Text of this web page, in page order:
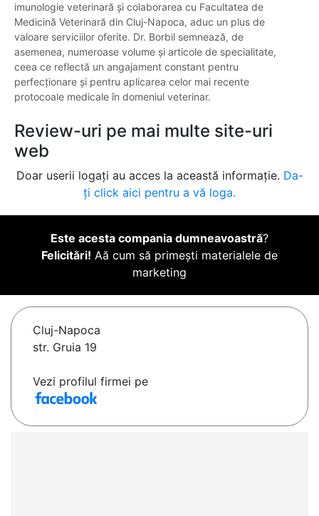
imunologie veterinară și colaborarea cu Facultatea de
Medicină Veterinară din Cluj-Napoca, aduc un plus de
valoare serviciilor oferite. Dr. Borbil semnează, de
asemenea, numeroase volume și articole de specialitate,
ceea ce reflectă un angajament constant pentru
perfecționare și pentru aplicarea celor mai recente
protocoale medicale în domeniul veterinar.
Review-uri pe mai multe site-uri
web
Doar userii logați au acces la această informație. Da-
ți click aici pentru a vă loga.
Este acesta compania dumneavoastră?
Felicitări! Aă cum să primești materialele de
marketing
Cluj-Napoca
str. Gruia 19
Vezi profilul firmei pe